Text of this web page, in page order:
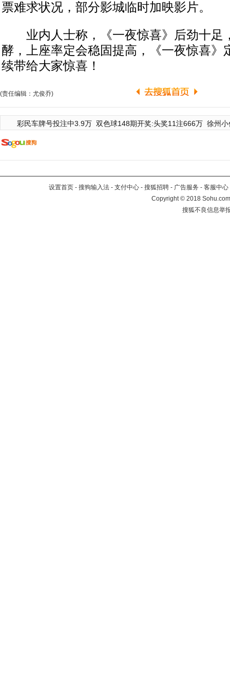
票难求状况，部分影城临时加映影片。
业内人士称，《一夜惊喜》后劲十足
酵，上座率定会稳固提高，《一夜惊喜》
续带给大家惊喜！
(责任编辑：尤俊乔)
彩民车牌号投注中3.9万 双色球148期开奖:头奖11注666万 徐州
设置首页 - 搜狗输入法 - 支付中心 - 搜狐招聘 - 广告服务 - 客服中心
Copyright©2018
搜狐不良信息举